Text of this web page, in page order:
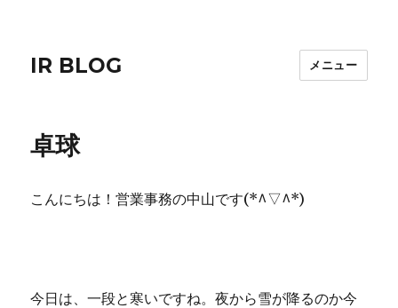
IR BLOG メニュー
卓球
こんにちは！営業事務の中山です(*^▽^*)
今日は、一段と寒いですね。夜から雪が降るのか今